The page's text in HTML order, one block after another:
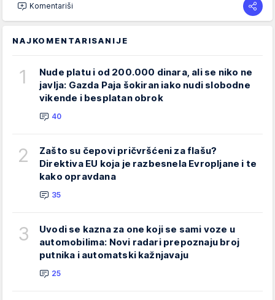
Komentariši
NAJKOMENTARISANIJE
1
Nude platu i od 200.000 dinara, ali se niko ne
javlja: Gazda Paja šokiran iako nudi slobodne
vikende i besplatan obrok
40
2
Zašto su čepovi pričvršćeni za flašu?
Direktiva EU koja je razbesnela Evropljane i te
kako opravdana
35
3
Uvodi se kazna za one koji se sami voze u
automobilima: Novi radari prepoznaju broj
putnika i automatski kažnjavaju
25